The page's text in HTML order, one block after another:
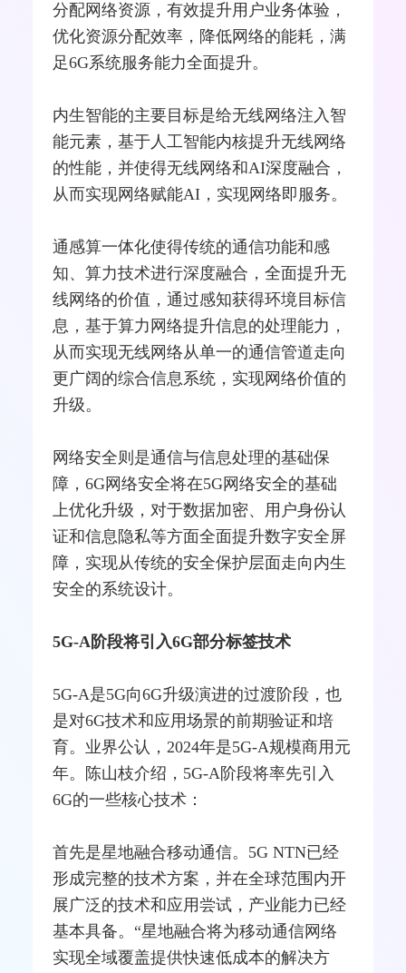
分配网络资源，有效提升用户业务体验，
优化资源分配效率，降低网络的能耗，满
足6G系统服务能力全面提升。
内生智能的主要目标是给无线网络注入智
能元素，基于人工智能内核提升无线网络
的性能，并使得无线网络和AI深度融合，
从而实现网络赋能AI，实现网络即服务。
通感算一体化使得传统的通信功能和感
知、算力技术进行深度融合，全面提升无
线网络的价值，通过感知获得环境目标信
息，基于算力网络提升信息的处理能力，
从而实现无线网络从单一的通信管道走向
更广阔的综合信息系统，实现网络价值的
升级。
网络安全则是通信与信息处理的基础保
障，6G网络安全将在5G网络安全的基础
上优化升级，对于数据加密、用户身份认
证和信息隐私等方面全面提升数字安全屏
障，实现从传统的安全保护层面走向内生
安全的系统设计。
5G-A阶段将引入6G部分标签技术
5G-A是5G向6G升级演进的过渡阶段，也
是对6G技术和应用场景的前期验证和培
育。业界公认，2024年是5G-A规模商用元
年。陈山枝介绍，5G-A阶段将率先引入
6G的一些核心技术：
首先是星地融合移动通信。5G NTN已经
形成完整的技术方案，并在全球范围内开
展广泛的技术和应用尝试，产业能力已经
基本具备。“星地融合将为移动通信网络
实现全域覆盖提供快速低成本的解决方